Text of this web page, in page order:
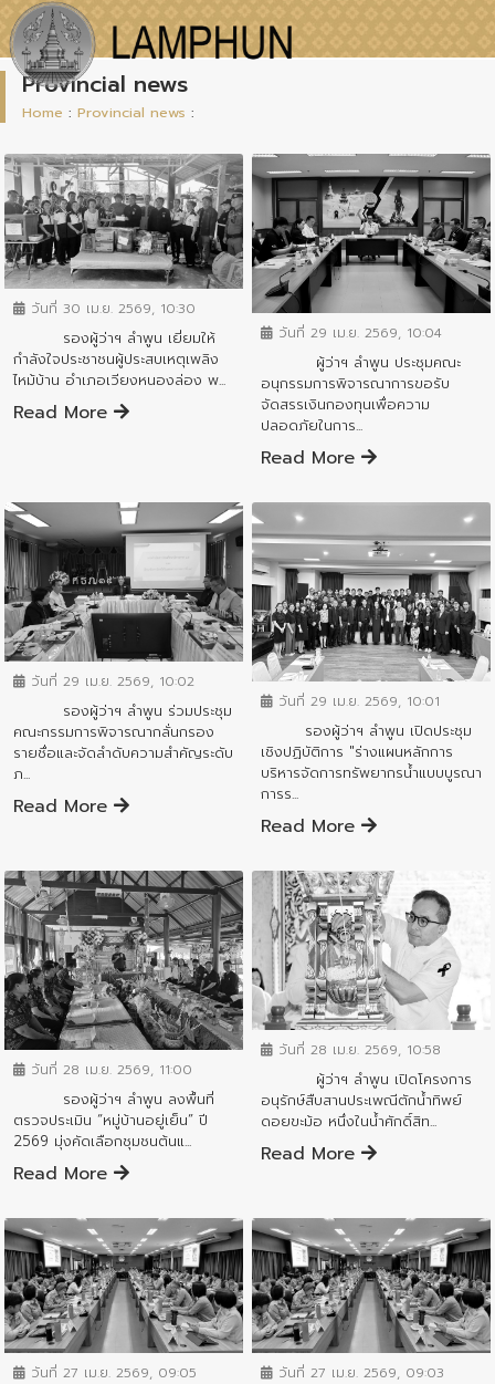
Provincial news
Home : Provincial news :
ข่าวสารจังหวัด
วันที่ 30 เม.ย. 2569, 10:30
รองผู้ว่าฯ ลำพูน เยี่ยมให้
กำลังใจประชาชนผู้ประสบเหตุเพลิง
ไหม้บ้าน อำเภอเวียงหนองล่อง พ...
Read More
ข่าวสารจังหวัด
วันที่ 29 เม.ย. 2569, 10:04
ผู้ว่าฯ ลำพูน ประชุมคณะ
อนุกรรมการพิจารณาการขอรับ
จัดสรรเงินกองทุนเพื่อความ
ปลอดภัยในการ...
Read More
ข่าวสารจังหวัด
วันที่ 29 เม.ย. 2569, 10:02
รองผู้ว่าฯ ลำพูน ร่วมประชุม
คณะกรรมการพิจารณากลั่นกรอง
รายชื่อและจัดลำดับความสำคัญระดับ
ภ...
Read More
ข่าวสารจังหวัด
วันที่ 29 เม.ย. 2569, 10:01
รองผู้ว่าฯ ลำพูน เปิดประชุม
เชิงปฏิบัติการ "ร่างแผนหลักการ
บริหารจัดการทรัพยากรน้ำแบบบูรณา
การร...
Read More
ข่าวสารจังหวัด
วันที่ 28 เม.ย. 2569, 11:00
รองผู้ว่าฯ ลำพูน ลงพื้นที่
ตรวจประเมิน “หมู่บ้านอยู่เย็น” ปี
2569 มุ่งคัดเลือกชุมชนต้นแ...
Read More
ข่าวสารจังหวัด
วันที่ 28 เม.ย. 2569, 10:58
ผู้ว่าฯ ลำพูน เปิดโครงการ
อนุรักษ์สืบสานประเพณีตักน้ำทิพย์
ดอยขะม้อ หนึ่งในน้ำศักดิ์สิท...
Read More
ข่าวสารจังหวัด
วันที่ 27 เม.ย. 2569, 09:05
ข่าวสารจังหวัด
วันที่ 27 เม.ย. 2569, 09:03